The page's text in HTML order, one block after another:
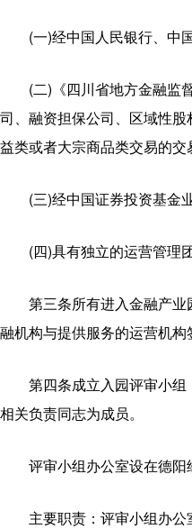
(一)经中国人民银行、中
(二)《四川省地方金融监
司、融资担保公司、区域性
益类或者大宗商品类交易的交
(三)经中国证券投资基金
(四)具有独立的运营管理
第三条所有进入金融产
融机构与提供服务的运营机构
第四条成立入园评审小
相关负责同志为成员。
评审小组办公室设在德
主要职责：评审小组办